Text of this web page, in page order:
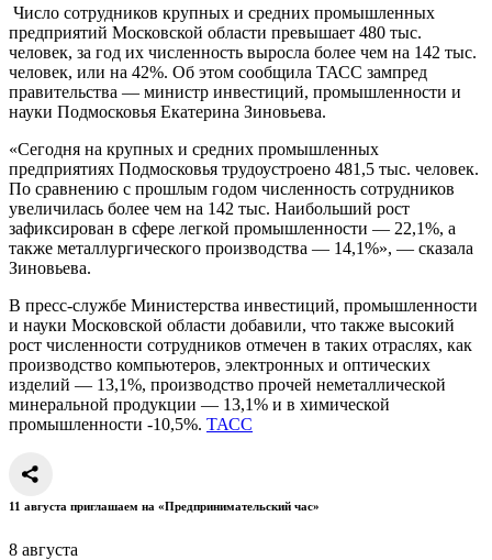
Число сотрудников крупных и средних промышленных
предприятий Московской области превышает 480 тыс.
человек, за год их численность выросла более чем на 142 тыс.
человек, или на 42%. Об этом сообщила ТАСС зампред
правительства — министр инвестиций, промышленности и
науки Подмосковья Екатерина Зиновьева.
«Сегодня на крупных и средних промышленных
предприятиях Подмосковья трудоустроено 481,5 тыс. человек.
По сравнению с прошлым годом численность сотрудников
увеличилась более чем на 142 тыс. Наибольший рост
зафиксирован в сфере легкой промышленности — 22,1%, а
также металлургического производства — 14,1%», — сказала
Зиновьева.
В пресс-службе Министерства инвестиций, промышленности
и науки Московской области добавили, что также высокий
рост численности сотрудников отмечен в таких отраслях, как
производство компьютеров, электронных и оптических
изделий — 13,1%, производство прочей неметаллической
минеральной продукции — 13,1% и в химической
промышленности -10,5%. ТАСС
11 августа приглашаем на «Предпринимательский час»
8 августа